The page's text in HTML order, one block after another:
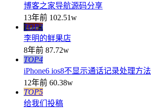
博客之家导航源码分享
13年前 102.51w
TOP3
李明的鲜果店
8年前 87.72w
TOP4
iPhone6 ios8不显示通话记录处理方法
12年前 60.38w
TOP5
给我们投稿